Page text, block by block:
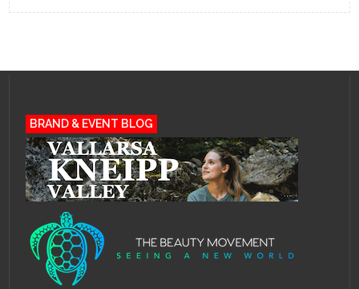
BRAND & EVENT BLOG